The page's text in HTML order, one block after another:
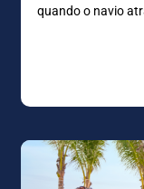
quando o navio